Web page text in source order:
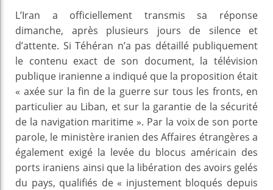
L’Iran a officiellement transmis sa réponse
dimanche, après plusieurs jours de silence et
d’attente. Si Téhéran n’a pas détaillé publiquement
le contenu exact de son document, la télévision
publique iranienne a indiqué que la proposition était
« axée sur la fin de la guerre sur tous les fronts, en
particulier au Liban, et sur la garantie de la sécurité
de la navigation maritime ». Par la voix de son porte
parole, le ministère iranien des Affaires étrangères a
également exigé la levée du blocus américain des
ports iraniens ainsi que la libération des avoirs gelés
du pays, qualifiés de « injustement bloqués depuis